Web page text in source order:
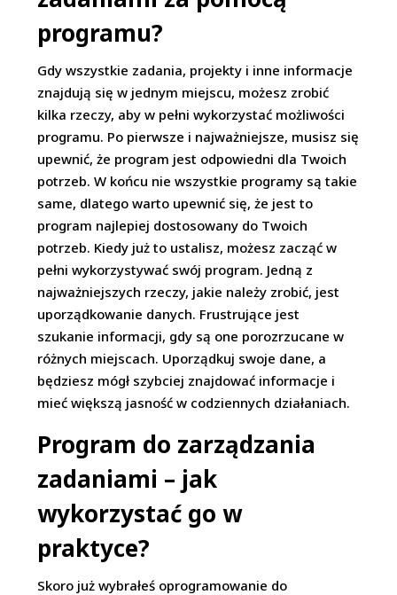
programu?
Gdy wszystkie zadania, projekty i inne informacje
znajdują się w jednym miejscu, możesz zrobić
kilka rzeczy, aby w pełni wykorzystać możliwości
programu. Po pierwsze i najważniejsze, musisz się
upewnić, że program jest odpowiedni dla Twoich
potrzeb. W końcu nie wszystkie programy są takie
same, dlatego warto upewnić się, że jest to
program najlepiej dostosowany do Twoich
potrzeb. Kiedy już to ustalisz, możesz zacząć w
pełni wykorzystywać swój program. Jedną z
najważniejszych rzeczy, jakie należy zrobić, jest
uporządkowanie danych. Frustrujące jest
szukanie informacji, gdy są one porozrzucane w
różnych miejscach. Uporządkuj swoje dane, a
będziesz mógł szybciej znajdować informacje i
mieć większą jasność w codziennych działaniach.
Program do zarządzania
zadaniami – jak
wykorzystać go w
praktyce?
Skoro już wybrałeś oprogramowanie do